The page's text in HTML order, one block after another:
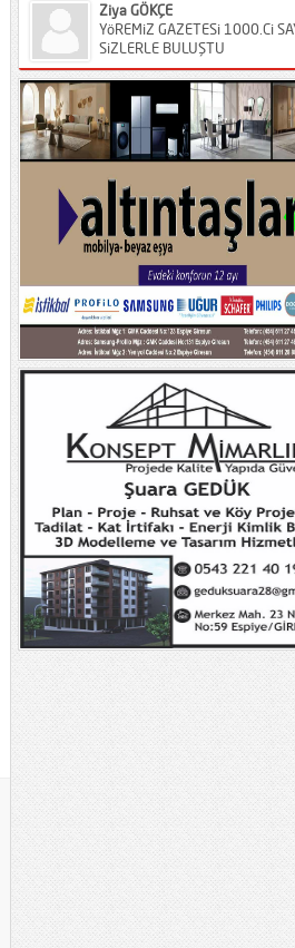
Ziya GÖKÇE
YöREMiZ GAZETESi 1000.Ci
SiZLERLE BULUŞTU